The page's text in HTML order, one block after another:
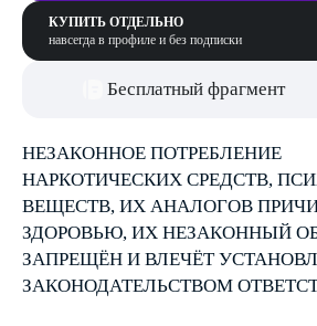
КУПИТЬ ОТДЕЛЬНО
навсегда в профиле и без подписки
Бесплатный фрагмент
НЕЗАКОННОЕ ПОТРЕБЛЕНИЕ
НАРКОТИЧЕСКИХ СРЕДСТВ,
ВЕЩЕСТВ, ИХ АНАЛОГОВ
ЗДОРОВЬЮ, ИХ НЕЗАКОННЫЙ
ЗАПРЕЩЁН И ВЛЕЧЁТ
ЗАКОНОДАТЕЛЬСТВОМ